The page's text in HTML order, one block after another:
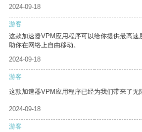
2024-09-18
游客
这款加速器VPM应用程序可以给你提供最高速
助你在网络上自由移动。
2024-09-18
游客
这款加速器VPM应用程序已经为我们带来了无
2024-09-18
游客